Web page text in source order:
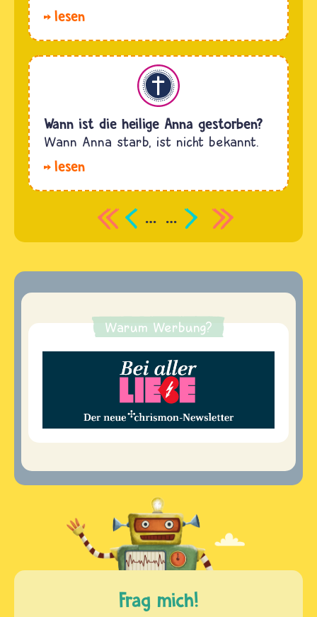
lesen
Christentum
Wann ist die heilige Anna gestorben?
Wann Anna starb, ist nicht bekannt.
lesen
Seitennummerierung
… …
Warum Werbung?
Frag mich!